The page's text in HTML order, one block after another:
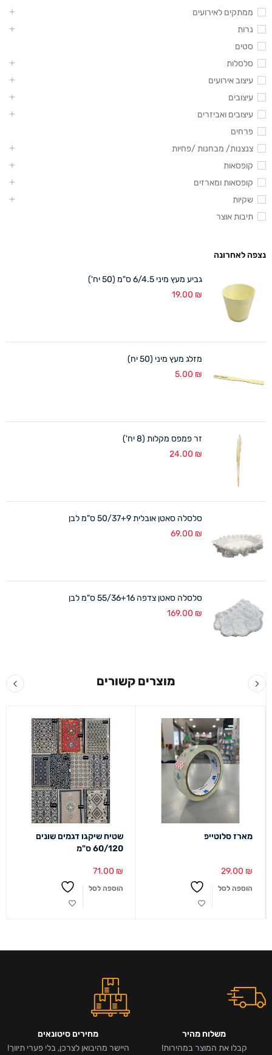
ממתקים לאירועים
נרות
סטים
סלסלות
עיצוב אירועים
עיצובים
עיצובים ואביזרים
פרחים
צנצנות/ מבחנות /פחיות
קופסאות
קופסאות ומארזים
שקיות
תיבות אוצר
נצפה לאחרונה
גביע מעץ מיני 6/4.5 ס"מ (50 יח')
19.00 ₪
מזלג מעץ מיני (50 יח)
5.00 ₪
זר פמפס מקלות (8 יח')
24.00 ₪
סלסלה סאטן אובלית 50/37+9 ס"מ לבן
69.00 ₪
סלסלה סאטן צדפה 55/36+16 ס"מ לבן
169.00 ₪
מוצרים קשורים
מארז סלוטייפ
29.00 ₪
הוספה לסל
שטיח שיקגו דגמים שונים
60/120 ס"מ
71.00 ₪
הוספה לסל
משלוח מהיר
קבלו את המוצר במהירות!
מחירים סיטונאים
היישר מהיבואן לצרכן, בלי פערי תיווך!